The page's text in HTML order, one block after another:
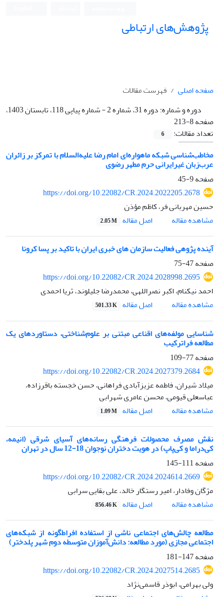
پژوهش‌های ارتباطی
صفحه اصلی
فهرست مقالات
دوره و شماره:
دوره 31، شماره 2 - شماره پیاپی 118، تابستان 1403،
صفحه 8-213
تعداد مقالات:
6
مخاطب‌شناسی شبکه ماهواره‌ای امام رضا علیه‌السلام با تمرکز بر زائران
عرب‌زبان غیر‌ایرانی حرم مطهر رضوی
صفحه9-45
https://doi.org/10.22082/CR.2024.2022205.2678
حسین مهربانی فر، کاظم مؤذن
مشاهده مقاله
اصل مقاله 2.05 M
آینده پژوهی فعالیت سازمان های خبری ایران با تاکید بر پسا کرونا
صفحه47-75
https://doi.org/10.22082/CR.2024.2028998.2695
احمد نیکنام، اکبر نصراللهی، محمدرضا جلیلوند، ثریا احمدی
مشاهده مقاله
اصل مقاله 501.33 K
شناسایی مولفه‌های اقناعی مبتنی بر علوم‌شناختی، دستاوردهای یک
مطالعه فراترکیب
صفحه77-109
https://doi.org/10.22082/CR.2024.2027379.2684
میلاد شیران، فاطمه عزیزآبادی فراهانی، حسن خجسته باقرزاده،
عباسعلی قیومی، محسن عامری شهرابی
مشاهده مقاله
اصل مقاله 1.09 M
نقش مصرف محصولات فرهنگی رسانه‌های آسیای شرقی (انیمه،
کی‌دراما و کی‌پاپ) در هویت دختران نوجوان 18-12 سال در تهران
صفحه111-145
https://doi.org/10.22082/CR.2024.2024614.2669
مژگان وفادار، امیر رستگار خالد، علی بقایی سرابی
مشاهده مقاله
اصل مقاله 856.46 K
مطالعه چالش‌های اجتماعی ناشی از استفاده افراط‌گونه از شبکه‌های
اجتماعی مجازی (مورد مطالعه: دانش‌آموزان متوسطه دوم شهر پلدختر)
صفحه147-181
https://doi.org/10.22082/CR.2024.2027514.2685
ولی بهرامی، ابوذر قاسمی‌نژاد